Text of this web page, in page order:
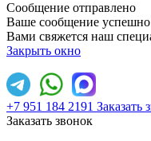
Сообщение отправлено
Ваше сообщение
Вами свяжется наш
Закрыть окно
+7 951 184 2191 Заказать
Заказать звонок